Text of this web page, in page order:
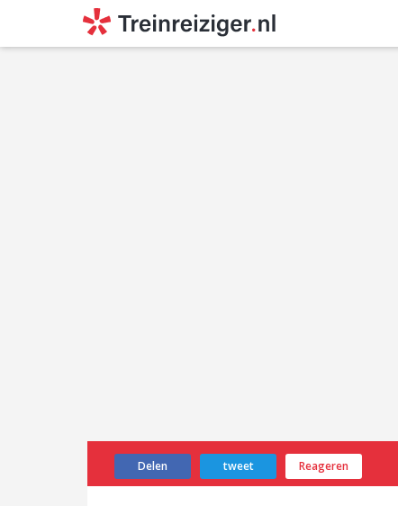
Delen tweet Reageren